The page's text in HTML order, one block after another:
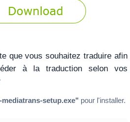
que vous souhaitez traduire afin
à la traduction selon vos
setup.exe" pour l'installer.